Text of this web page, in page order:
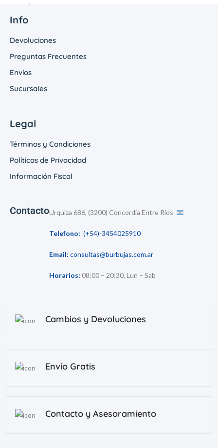
Info
Devoluciones
Preguntas Frecuentes
Envíos
Sucursales
Legal
Términos y Condiciones
Políticas de Privacidad
Información Fiscal
ContactoUrquiza 686, (3200) Concordia Entre Ríos
Telefono: (+54)-3454025910
Email: consultas@burbujas.com.ar
Horarios: 08:00 – 20:30, Lun – Sab
Cambios y Devoluciones
Envío Gratis
Contacto y Asesoramiento